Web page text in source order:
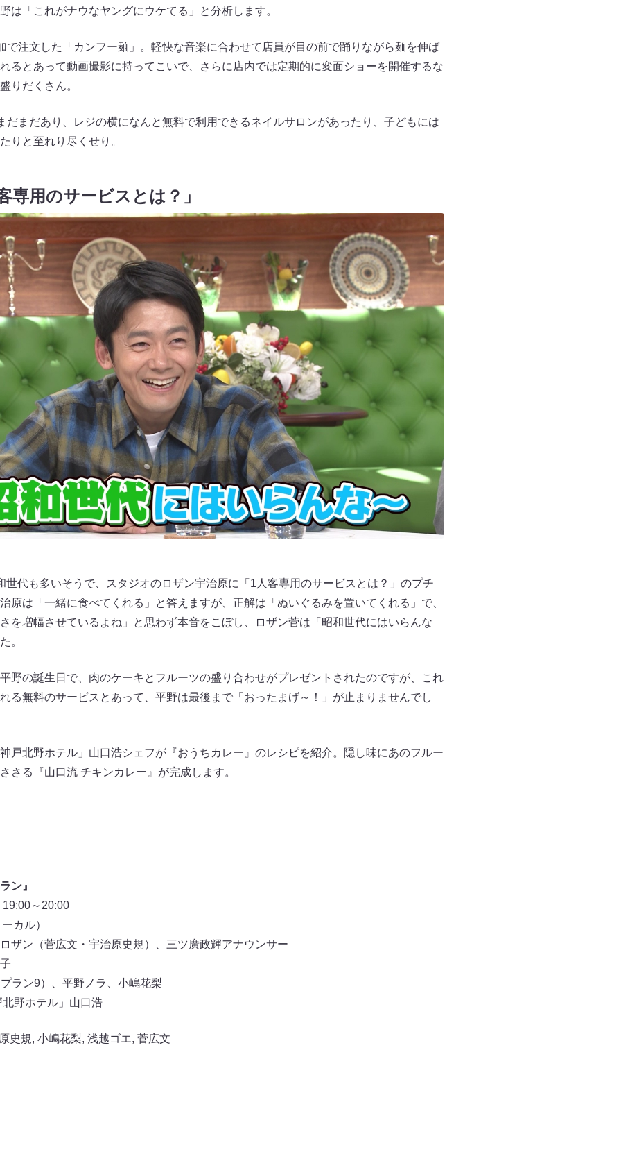
は「これがナウなヤングにウケてる」と分析します。
で注文した「カンフー麺」。軽快な音楽に合わせて店員が目の前で踊りながら麺を伸ば
るとあって動画撮影に持ってこいで、さらに店内では定期的に変面ショーを開催するな
りだくさん。
だまだあり、レジの横になんと無料で利用できるネイルサロンがあったり、子どもには
りと至れり尽くせり。
専用のサービスとは？」
世代も多いそうで、スタジオのロザン宇治原に「1人客専用のサービスとは？」のプチ
原は「一緒に食べてくれる」と答えますが、正解は「ぬいぐるみを置いてくれる」で、
を増幅させているよね」と思わず本音をこぼし、ロザン菅は「昭和世代にはいらんな
。
野の誕生日で、肉のケーキとフルーツの盛り合わせがプレゼントされたのですが、これ
る無料のサービスとあって、平野は最後まで「おったまげ～！」が止まりませんでし
戸北野ホテル」山口浩シェフが『おうちカレー』のレシピを紹介。隠し味にあのフルー
さる『山口流 チキンカレー』が完成します。
ン』
～20:00
カル）
ザン（菅広文・宇治原史規）、三ツ廣政輝アナウンサー
ラン9）、平野ノラ、小嶋花梨
野ホテル」山口浩
史規, 小嶋花梨, 浅越ゴエ, 菅広文